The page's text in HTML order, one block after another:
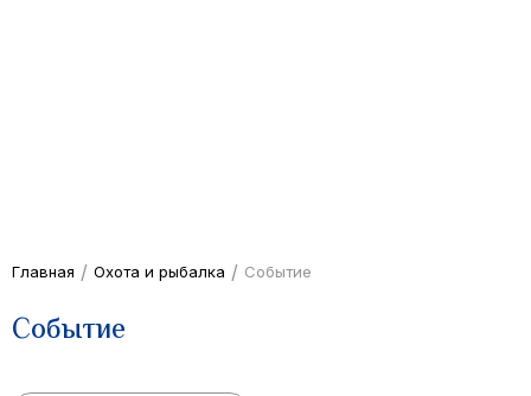
Главная / Охота и рыбалка / Событие
Событие